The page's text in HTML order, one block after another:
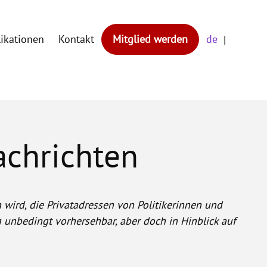
Kontakt Mitglied werden
de
die Privatadressen von Politikerinnen und
vorhersehbar, aber doch in Hinblick auf